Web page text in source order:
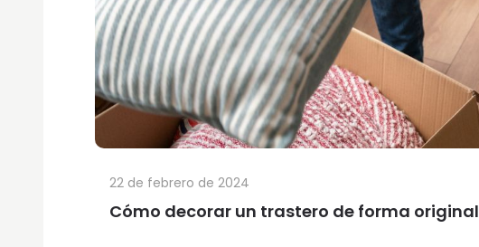
Cómo decorar un trastero de forma original
22 de febrero de 2024